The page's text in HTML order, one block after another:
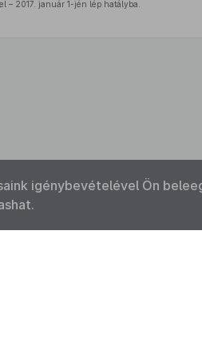
– 2017. január 1-jén lép hatályba.
igénybevételével Ön